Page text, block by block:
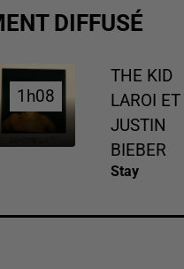
DIFFUSÉ
1h08
1h08
THE KID
LAROI ET
JUSTIN
BIEBER
Stay